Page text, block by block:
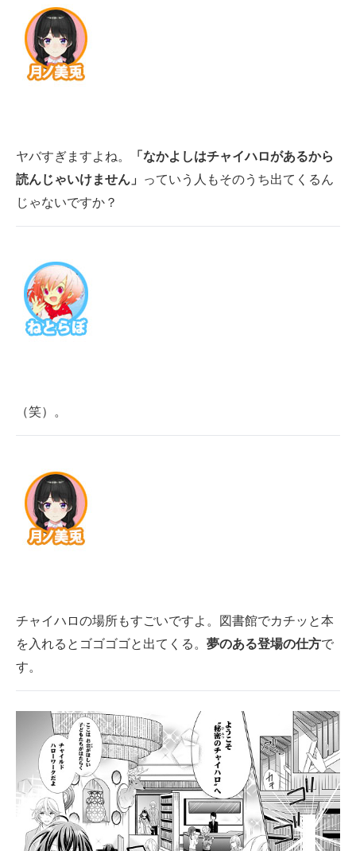
ヤバすぎますよね。
「なかよしはチャイハロがあるから
読んじゃいけません」
っていう人もそのうち出てくるん
じゃないですか？
（笑）。
チャイハロの場所もすごいですよ。図書館でカチッと本
を入れるとゴゴゴゴと出てくる。 夢のある登場の仕方で
す。